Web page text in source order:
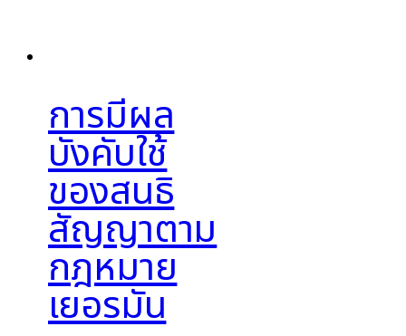
การมีผล
บังคับใช้
ของสนธิ
สัญญาตาม
กฎหมาย
เยอรมัน